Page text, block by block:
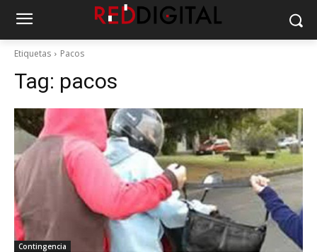
Etiquetas Pacos
Tag: pacos
Contingencia